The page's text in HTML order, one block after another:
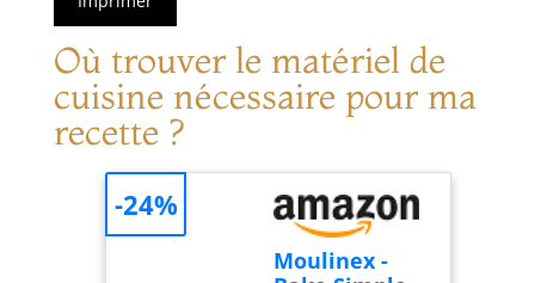
Où trouver le matériel de
cuisine nécessaire pour ma
recette ?
Moulinex -
-24%